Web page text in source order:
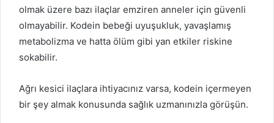
olmak üzere bazı ilaçlar emziren anneler için güvenli
olmayabilir. Kodein bebeği uyuşukluk, yavaşlamış
metabolizma ve hatta ölüm gibi yan etkiler riskine
sokabilir.
Ağrı kesici ilaçlara ihtiyacınız varsa, kodein içermeyen
bir şey almak konusunda sağlık uzmanınızla görüşün.